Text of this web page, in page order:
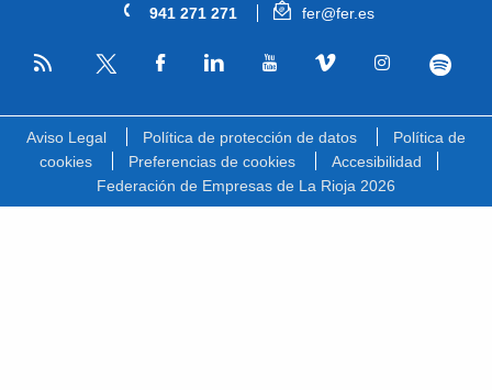
941 271 271 fer@fer.es
RSS
Aviso Legal Política de protección de datos
Política de
cookies
Preferencias de cookies
Accesibilidad
Federación de Empresas de La Rioja 2026